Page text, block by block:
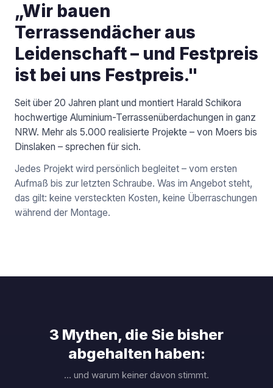
„Wir bauen
Terrassendächer aus
Leidenschaft – und Festpreis
ist bei uns Festpreis."
Seit über 20 Jahren plant und montiert Harald Schikora
hochwertige Aluminium-Terrassenüberdachungen in ganz
NRW. Mehr als 5.000 realisierte Projekte – von Moers bis
Dinslaken – sprechen für sich.
Jedes Projekt wird persönlich begleitet – vom ersten
Aufmaß bis zur letzten Schraube. Was im Angebot steht,
das gilt: keine versteckten Kosten, keine Überraschungen
während der Montage.
3 Mythen, die Sie bisher
abgehalten haben:
… und warum keiner davon stimmt.